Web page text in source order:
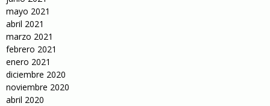
mayo 2021
abril 2021
marzo 2021
febrero 2021
enero 2021
diciembre 2020
noviembre 2020
abril 2020